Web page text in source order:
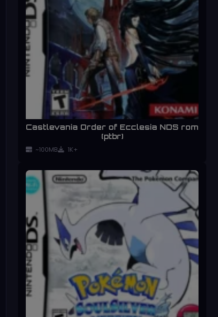
Castlevania Order of Ecclesia NDS rom
(ptbr)
~100MB 1K+